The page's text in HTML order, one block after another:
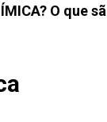
O que